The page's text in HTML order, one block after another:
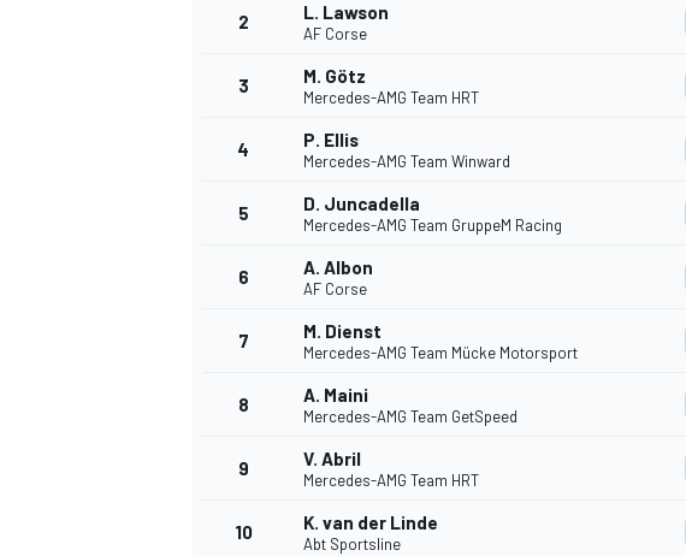
2 L. Lawson
AF Corse
3 M. Götz
Mercedes-AMG Team HRT
4 P. Ellis
Mercedes-AMG Team Winward
5 D. Juncadella
Mercedes-AMG Team GruppeM Racing
6 A. Albon
AF Corse
7 M. Dienst
Mercedes-AMG Team Mücke Motorsport
8 A. Maini
Mercedes-AMG Team GetSpeed
9 V. Abril
Mercedes-AMG Team HRT
10 K. van der Linde
Abt Sportsline